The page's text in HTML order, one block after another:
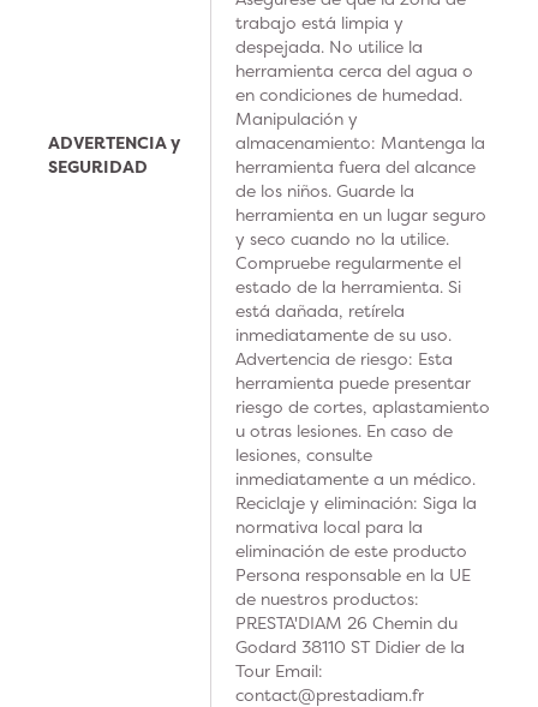
ADVERTENCIA y
SEGURIDAD
trabajo está limpia y
despejada. No utilice la
herramienta cerca del agua o
en condiciones de humedad.
Manipulación y
almacenamiento: Mantenga la
herramienta fuera del alcance
de los niños. Guarde la
herramienta en un lugar seguro
y seco cuando no la utilice.
Compruebe regularmente el
estado de la herramienta. Si
está dañada, retírela
inmediatamente de su uso.
Advertencia de riesgo: Esta
herramienta puede presentar
riesgo de cortes, aplastamiento
u otras lesiones. En caso de
lesiones, consulte
inmediatamente a un médico.
Reciclaje y eliminación: Siga la
normativa local para la
eliminación de este producto
Persona responsable en la UE
de nuestros productos:
PRESTA'DIAM 26 Chemin du
Godard 38110 ST Didier de la
Tour Email:
contact@prestadiam.fr